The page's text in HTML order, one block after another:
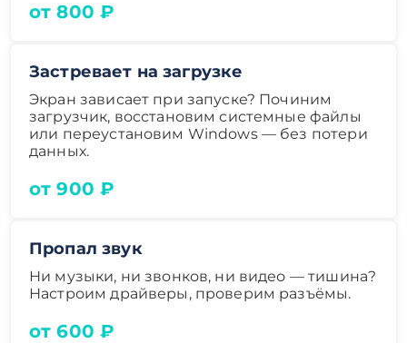
от 800 ₽
Застревает на загрузке
Экран зависает при запуске? Починим
загрузчик, восстановим системные файлы
или переустановим Windows — без потери
данных.
от 900 ₽
Пропал звук
Ни музыки, ни звонков, ни видео — тишина?
Настроим драйверы, проверим разъёмы.
от 600 ₽